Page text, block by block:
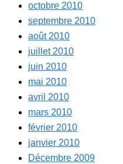
octobre 2010
septembre 2010
août 2010
juillet 2010
juin 2010
mai 2010
avril 2010
mars 2010
février 2010
janvier 2010
Décembre 2009